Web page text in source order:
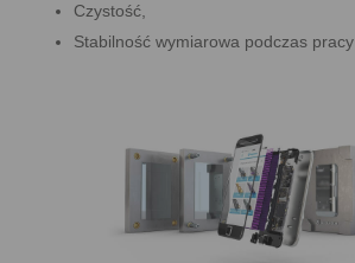
Czystość,
Stabilność wymiarowa podczas pracy